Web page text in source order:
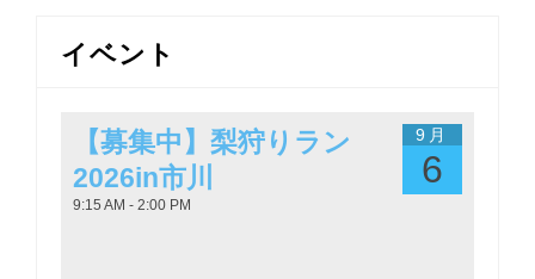
イベント
9月
6
【募集中】梨狩りラン
2026in市川
9:15 AM - 2:00 PM